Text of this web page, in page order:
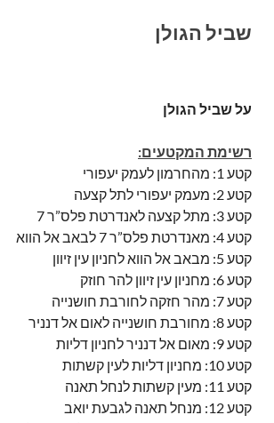
שביל הגולן
על שביל הגולן
רשימת המקטעים:
קטע 1: מהחרמון לעמק יעפורי
קטע 2: מעמק יעפורי לתל קצעה
קטע 3: מתל קצעה לאנדרטת פלס”ר 7
קטע 4: מאנדרטת פלס”ר 7 לבאב אל הווא
קטע 5: מבאב אל הווא לחניון עין זיוון
קטע 6: מחניון עין זיוון להר חוזק
קטע 7: מהר חזקה לחורבת חושנייה
קטע 8: מחורבת חושנייה לאום אל דנניר
קטע 9: מאום אל דנניר לחניון דליות
קטע 10: מחניון דליות לעין קשתות
קטע 11: מעין קשתות לנחל תאנה
קטע 12: מנחל תאנה לגבעת יואב